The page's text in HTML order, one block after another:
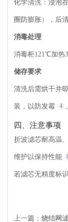
化学清洗：浸泡
圈防膨胀），后
消毒处理
消毒柜121℃加热
储存要求
清洗后需烘干并
装，以防发霉 4 。
四、注意事项
折波滤芯耐高温
维护以保持性能
若滤芯无精度标
上一篇：烧结网